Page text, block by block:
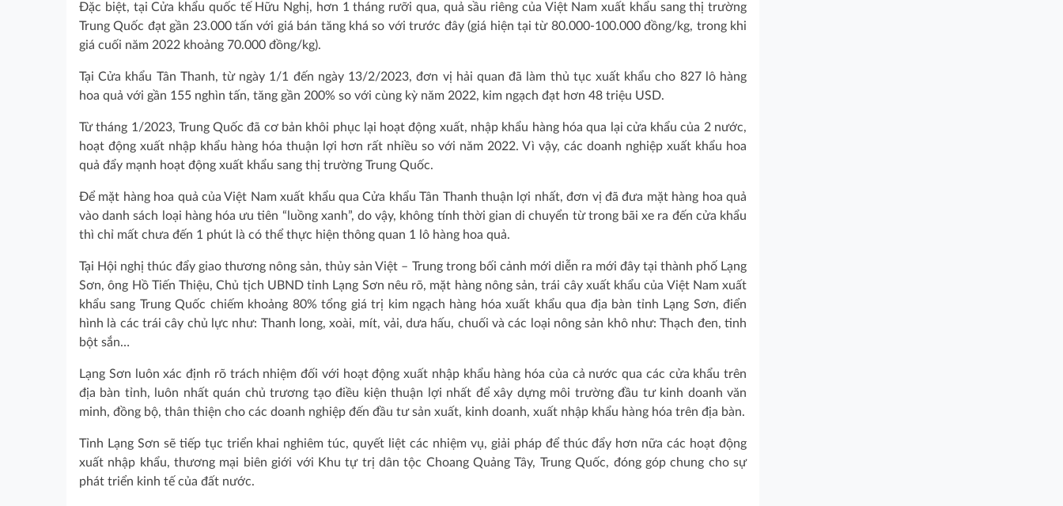
Đặc biệt, tại Cửa khẩu quốc tế Hữu Nghị, hơn 1 tháng rưỡi qua, quả sầu riêng của Việt Nam xuất khẩu sang thị trường
Trung Quốc đạt gần 23.000 tấn với giá bán tăng khá so với trước đây (giá hiện tại từ 80.000-100.000 đồng/kg, trong khi
giá cuối năm 2022 khoảng 70.000 đồng/kg).
Tại Cửa khẩu Tân Thanh, từ ngày 1/1 đến ngày 13/2/2023, đơn vị hải quan đã làm thủ tục xuất khẩu cho 827 lô hàng
hoa quả với gần 155 nghìn tấn, tăng gần 200% so với cùng kỳ năm 2022, kim ngạch đạt hơn 48 triệu USD.
Từ tháng 1/2023, Trung Quốc đã cơ bản khôi phục lại hoạt động xuất, nhập khẩu hàng hóa qua lại cửa khẩu của 2 nước,
hoạt động xuất nhập khẩu hàng hóa thuận lợi hơn rất nhiều so với năm 2022. Vì vậy, các doanh nghiệp xuất khẩu hoa
quả đẩy mạnh hoạt động xuất khẩu sang thị trường Trung Quốc.
Để mặt hàng hoa quả của Việt Nam xuất khẩu qua Cửa khẩu Tân Thanh thuận lợi nhất, đơn vị đã đưa mặt hàng hoa quả
vào danh sách loại hàng hóa ưu tiên “luồng xanh”, do vậy, không tính thời gian di chuyển từ trong bãi xe ra đến cửa khẩu
thì chỉ mất chưa đến 1 phút là có thể thực hiện thông quan 1 lô hàng hoa quả.
Tại Hội nghị thúc đẩy giao thương nông sản, thủy sản Việt – Trung trong bối cảnh mới diễn ra mới đây tại thành phố Lạng
Sơn, ông Hồ Tiến Thiệu, Chủ tịch UBND tỉnh Lạng Sơn nêu rõ, mặt hàng nông sản, trái cây xuất khẩu của Việt Nam xuất
khẩu sang Trung Quốc chiếm khoảng 80% tổng giá trị kim ngạch hàng hóa xuất khẩu qua địa bàn tỉnh Lạng Sơn, điển
hình là các trái cây chủ lực như: Thanh long, xoài, mít, vải, dưa hấu, chuối và các loại nông sản khô như: Thạch đen, tinh
bột sắn…
Lạng Sơn luôn xác định rõ trách nhiệm đối với hoạt động xuất nhập khẩu hàng hóa của cả nước qua các cửa khẩu trên
địa bàn tỉnh, luôn nhất quán chủ trương tạo điều kiện thuận lợi nhất để xây dựng môi trường đầu tư kinh doanh văn
minh, đồng bộ, thân thiện cho các doanh nghiệp đến đầu tư sản xuất, kinh doanh, xuất nhập khẩu hàng hóa trên địa bàn.
Tỉnh Lạng Sơn sẽ tiếp tục triển khai nghiêm túc, quyết liệt các nhiệm vụ, giải pháp để thúc đẩy hơn nữa các hoạt động
xuất nhập khẩu, thương mại biên giới với Khu tự trị dân tộc Choang Quảng Tây, Trung Quốc, đóng góp chung cho sự
phát triển kinh tế của đất nước.